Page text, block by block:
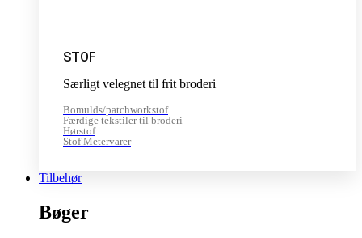
STOF
Særligt velegnet til frit broderi
Bomulds/patchworkstof
Færdige tekstiler til broderi
Hørstof
Stof Metervarer
Tilbehør
Bøger